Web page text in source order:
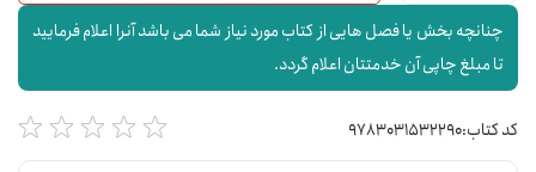
چنانچه بخش یا فصل هایی از کتاب مورد نیاز شما می باشد آنرا اعلام فرمایید
تا مبلغ چاپی آن خدمتتان اعلام گردد.
کد کتاب:9783031532290